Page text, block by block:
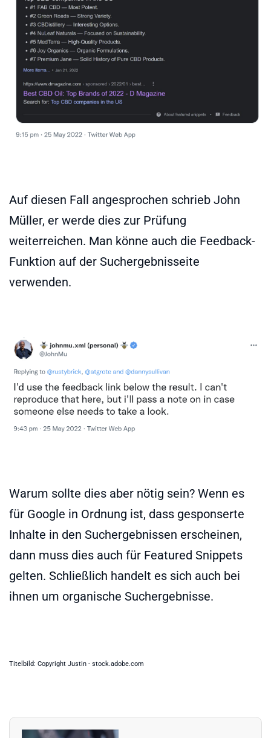
Auf diesen Fall angesprochen schrieb John
Müller, er werde dies zur Prüfung
weiterreichen. Man könne auch die Feedback-
Funktion auf der Suchergebnisseite
verwenden.
Warum sollte dies aber nötig sein? Wenn es
für Google in Ordnung ist, dass gesponserte
Inhalte in den Suchergebnissen erscheinen,
dann muss dies auch für Featured Snippets
gelten. Schließlich handelt es sich auch bei
ihnen um organische Suchergebnisse.
Titelbild: Copyright Justin - stock.adobe.com